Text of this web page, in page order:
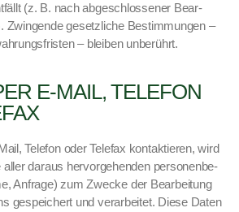
(z. B. nach abgeschlossen­er Bear­
Zwin­gende geset­zliche Bes­tim­mungen –
– bleiben unberührt.
E‑MAIL, TELEFON
Tele­fon oder Tele­fax kon­tak­tieren, wird
aller daraus her­vorge­hen­den per­so­n­en­be­
Anfrage) zum Zwecke der Bear­beitung
gespe­ichert und ver­ar­beit­et. Diese Dat­en